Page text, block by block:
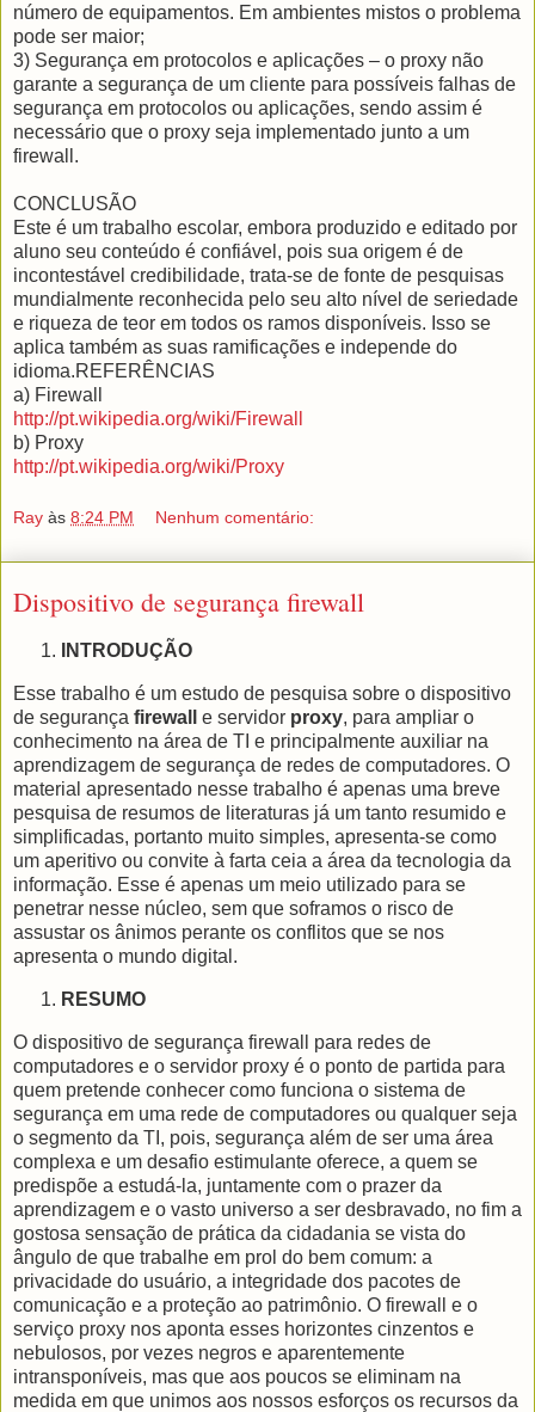
número de equipamentos. Em ambientes mistos o problema
pode ser maior;
3) Segurança em protocolos e aplicações – o proxy não
garante a segurança de um cliente para possíveis falhas de
segurança em protocolos ou aplicações, sendo assim é
necessário que o proxy seja implementado junto a um
firewall.
CONCLUSÃO
Este é um trabalho escolar, embora produzido e editado por
aluno seu conteúdo é confiável, pois sua origem é de
incontestável credibilidade, trata-se de fonte de pesquisas
mundialmente reconhecida pelo seu alto nível de seriedade
e riqueza de teor em todos os ramos disponíveis. Isso se
aplica também as suas ramificações e independe do
idioma.REFERÊNCIAS
a) Firewall
http://pt.wikipedia.org/wiki/Firewall
b) Proxy
http://pt.wikipedia.org/wiki/Proxy
Ray às 8:24 PM Nenhum comentário:
Dispositivo de segurança firewall
INTRODUÇÃO
Esse trabalho é um estudo de pesquisa sobre o dispositivo
de segurança firewall e servidor proxy, para ampliar o
conhecimento na área de TI e principalmente auxiliar na
aprendizagem de segurança de redes de computadores. O
material apresentado nesse trabalho é apenas uma breve
pesquisa de resumos de literaturas já um tanto resumido e
simplificadas, portanto muito simples, apresenta-se como
um aperitivo ou convite à farta ceia a área da tecnologia da
informação. Esse é apenas um meio utilizado para se
penetrar nesse núcleo, sem que soframos o risco de
assustar os ânimos perante os conflitos que se nos
apresenta o mundo digital.
RESUMO
O dispositivo de segurança firewall para redes de
computadores e o servidor proxy é o ponto de partida para
quem pretende conhecer como funciona o sistema de
segurança em uma rede de computadores ou qualquer seja
o segmento da TI, pois, segurança além de ser uma área
complexa e um desafio estimulante oferece, a quem se
predispõe a estudá-la, juntamente com o prazer da
aprendizagem e o vasto universo a ser desbravado, no fim a
gostosa sensação de prática da cidadania se vista do
ângulo de que trabalhe em prol do bem comum: a
privacidade do usuário, a integridade dos pacotes de
comunicação e a proteção ao patrimônio. O firewall e o
serviço proxy nos aponta esses horizontes cinzentos e
nebulosos, por vezes negros e aparentemente
intransponíveis, mas que aos poucos se eliminam na
medida em que unimos aos nossos esforços os recursos da